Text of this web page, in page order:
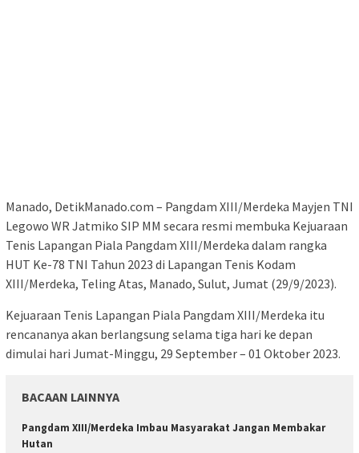
Manado, DetikManado.com – Pangdam XIII/Merdeka Mayjen TNI
Legowo WR Jatmiko SIP MM secara resmi membuka Kejuaraan
Tenis Lapangan Piala Pangdam XIII/Merdeka dalam rangka
HUT Ke-78 TNI Tahun 2023 di Lapangan Tenis Kodam
XIII/Merdeka, Teling Atas, Manado, Sulut, Jumat (29/9/2023).
Kejuaraan Tenis Lapangan Piala Pangdam XIII/Merdeka itu
rencananya akan berlangsung selama tiga hari ke depan
dimulai hari Jumat-Minggu, 29 September – 01 Oktober 2023.
BACAAN LAINNYA
Pangdam XIII/Merdeka Imbau Masyarakat Jangan Membakar
Hutan